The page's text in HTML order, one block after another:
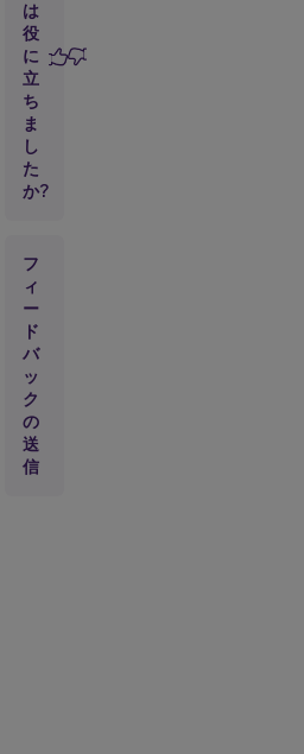
ネ
ッ
ト
ワ
ー
ク
要
件
他
の
ア
ク
セ
ス
暗
号
化
は
役
に
立
ち
ま
し
た
か?
フ
ィ
ー
ド
バ
ッ
ク
の
送
信